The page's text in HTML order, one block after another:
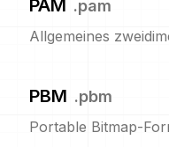
PAM .pam
Allgemeines
PBM .pbm
Portable Bitmap-